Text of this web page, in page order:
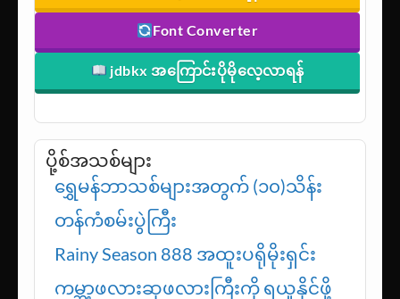
Font Converter
jdbkx အကြောင်းပိုမိုလေ့လာရန်
ပို့စ်အသစ်များ
ရွှေမန်ဘာသစ်များအတွက် (၁၀)သိန်း
တန်ကံစမ်းပွဲကြီး
Rainy Season 888 အထူးပရိုမိုးရှင်း
ကမ္ဘာ့ဖလားဆုဖလားကြီးကို ရယူနိုင်ဖို့